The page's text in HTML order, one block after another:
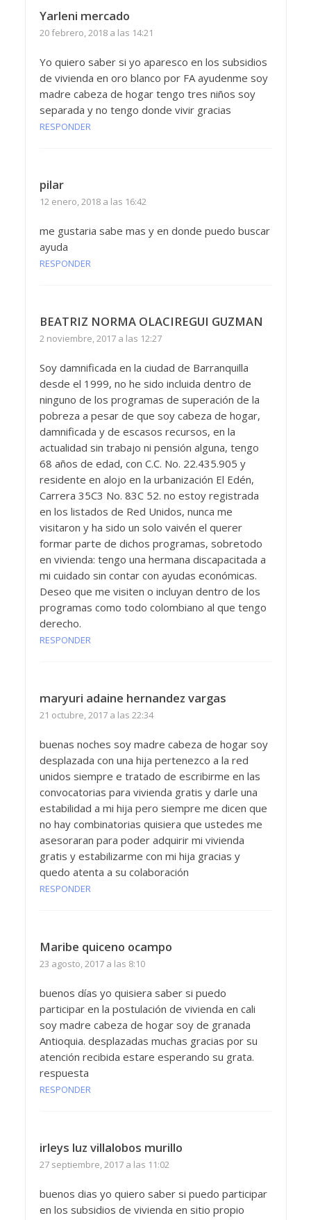
Yarleni mercado
20 febrero, 2018 a las 14:21
Yo quiero saber si yo aparesco en los subsidios
de vivienda en oro blanco por FA ayudenme soy
madre cabeza de hogar tengo tres niños soy
separada y no tengo donde vivir gracias
RESPONDER
pilar
12 enero, 2018 a las 16:42
me gustaria sabe mas y en donde puedo buscar
ayuda
RESPONDER
BEATRIZ NORMA OLACIREGUI GUZMAN
2 noviembre, 2017 a las 12:27
Soy damnificada en la ciudad de Barranquilla
desde el 1999, no he sido incluida dentro de
ninguno de los programas de superación de la
pobreza a pesar de que soy cabeza de hogar,
damnificada y de escasos recursos, en la
actualidad sin trabajo ni pensión alguna, tengo
68 años de edad, con C.C. No. 22.435.905 y
residente en alojo en la urbanización El Edén,
Carrera 35C3 No. 83C 52. no estoy registrada
en los listados de Red Unidos, nunca me
visitaron y ha sido un solo vaivén el querer
formar parte de dichos programas, sobretodo
en vivienda: tengo una hermana discapacitada a
mi cuidado sin contar con ayudas económicas.
Deseo que me visiten o incluyan dentro de los
programas como todo colombiano al que tengo
derecho.
RESPONDER
maryuri adaine hernandez vargas
21 octubre, 2017 a las 22:34
buenas noches soy madre cabeza de hogar soy
desplazada con una hija pertenezco a la red
unidos siempre e tratado de escribirme en las
convocatorias para vivienda gratis y darle una
estabilidad a mi hija pero siempre me dicen que
no hay combinatorias quisiera que ustedes me
asesoraran para poder adquirir mi vivienda
gratis y estabilizarme con mi hija gracias y
quedo atenta a su colaboración
RESPONDER
Maribe quiceno ocampo
23 agosto, 2017 a las 8:10
buenos días yo quisiera saber si puedo
participar en la postulación de vivienda en cali
soy madre cabeza de hogar soy de granada
Antioquia. desplazadas muchas gracias por su
atención recibida estare esperando su grata.
respuesta
RESPONDER
irleys luz villalobos murillo
27 septiembre, 2017 a las 11:02
buenos dias yo quiero saber si puedo participar
en los subsidios de vivienda en sitio propio